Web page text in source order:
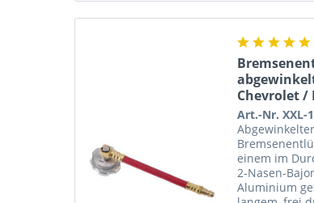
Chevrolet /
Art.-Nr. XXL-
Abgewinkelter
einem im
2-Nasen-
Aluminium